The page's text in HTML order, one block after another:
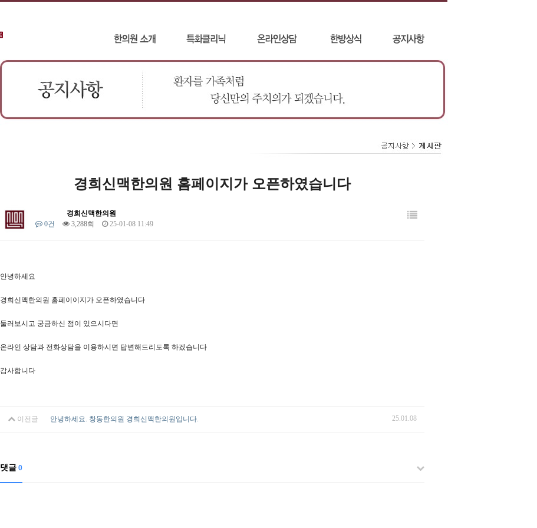
경희신맥한의원 홈페이지가 오픈하였습니다
경희신맥한의원
0건
3,288회 25-01-08 11:49
안녕하세요
경희신맥한의원 홈페이이지가 오픈하였습니다
둘러보시고 궁금하신 점이 있으시다면
온라인 상담과 전화상담을 이용하시면 답변해드리도록 하겠습니다
감사합니다
이전글 안녕하세요. 창동한의원 경희신맥한의원입니다. 25.01.08
댓글0